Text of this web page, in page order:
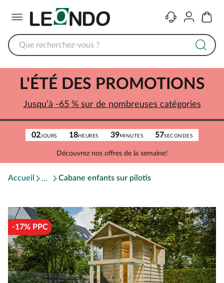
ContactComptePanier
02JOURS 18HEURES 39MINUTES 57SECONDES
Découvrez nos offres de la semaine!
L'ÉTÉ DES PROMOTIONS
Jusqu’à -65 % sur de nombreuses catégories
Accueil Cabane enfants sur pilotis
-17% PPC